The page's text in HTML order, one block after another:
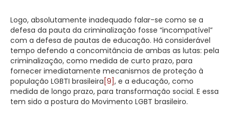
Logo, absolutamente inadequado falar-se como se a
defesa da pauta da criminalização fosse “incompatível”
com a defesa de pautas de educação. Há considerável
tempo defendo a concomitância de ambas as lutas: pela
criminalização, como medida de curto prazo, para
fornecer imediatamente mecanismos de proteção à
população LGBTI brasileira [9], e a educação, como
medida de longo prazo, para transformação social. E essa
tem sido a postura do Movimento LGBT brasileiro.